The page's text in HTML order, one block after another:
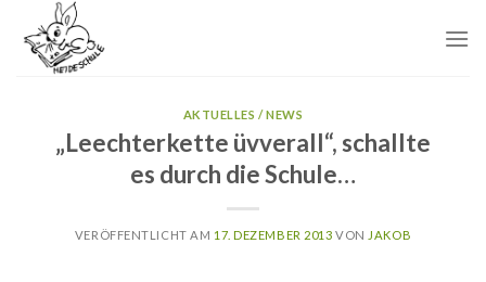
content
AKTUELLES / NEWS
„Leechterkette üvverall“, schallte
es durch die Schule…
VERÖFFENTLICHT AM 17. DEZEMBER 2013 VON JAKOB